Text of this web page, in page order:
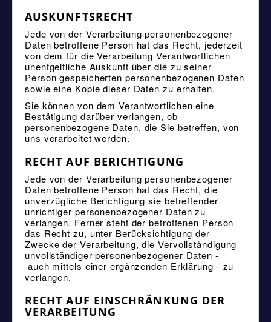
AUSKUNFTSRECHT
Jede von der Verarbeitung personenbezogener
Daten betroffene Person hat das Recht, jederzeit
von dem für die Verarbeitung Verantwortlichen
unentgeltliche Auskunft über die zu seiner
Person gespeicherten personenbezogenen Daten
sowie eine Kopie dieser Daten zu erhalten.
Sie können von dem Verantwortlichen eine
Bestätigung darüber verlangen, ob
personenbezogene Daten, die Sie betreffen, von
uns verarbeitet werden.
RECHT AUF BERICHTIGUNG
Jede von der Verarbeitung personenbezogener
Daten betroffene Person hat das Recht, die
unverzügliche Berichtigung sie betreffender
unrichtiger personenbezogener Daten zu
verlangen. Ferner steht der betroffenen Person
das Recht zu, unter Berücksichtigung der
Zwecke der Verarbeitung, die Vervollständigung
unvollständiger personenbezogener Daten -
auch mittels einer ergänzenden Erklärung - zu
verlangen.
RECHT AUF EINSCHRÄNKUNG DER
VERARBEITUNG